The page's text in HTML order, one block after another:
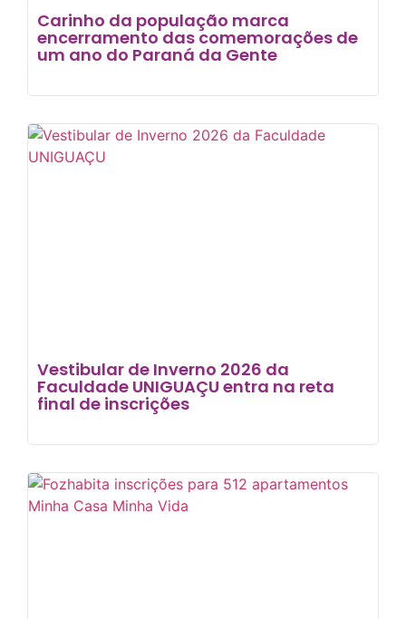
Carinho da população marca
encerramento das comemorações de
um ano do Paraná da Gente
Vestibular de Inverno 2026 da
Faculdade UNIGUAÇU entra na reta
final de inscrições